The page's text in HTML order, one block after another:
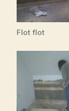
Flot flot